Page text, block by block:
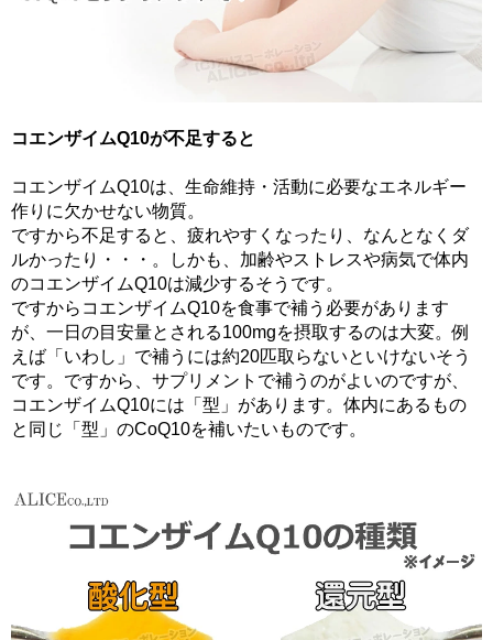
コエンザイムQ10が不足すると
コエンザイムQ10は、生命維持・活動に必要なエネルギー
作りに欠かせない物質。
ですから不足すると、疲れやすくなったり、なんとなくダ
ルかったり・・・。しかも、加齢やストレスや病気で体内
のコエンザイムQ10は減少するそうです。
ですからコエンザイムQ10を食事で補う必要があります
が、一日の目安量とされる100mgを摂取するのは大変。例
えば「いわし」で補うには約20匹取らないといけないそう
です。ですから、サプリメントで補うのがよいのですが、
コエンザイムQ10には「型」があります。体内にあるもの
と同じ「型」のCoQ10を補いたいものです。